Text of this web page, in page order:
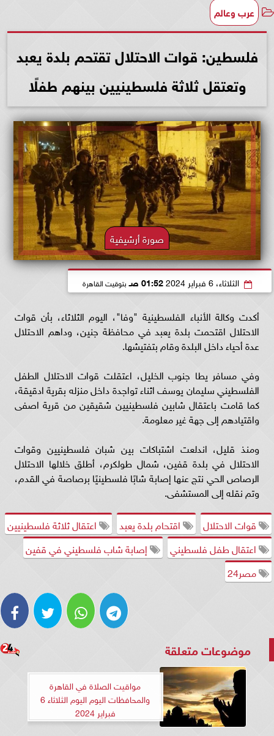
عرب وعالم
فلسطين: قوات الاحتلال تقتحم بلدة يعبد
وتعتقل ثلاثة فلسطينيين بينهم طفلًا
صورة أرشيفية
الثلاثاء، 6 فبراير 2024 01:52 صـ بتوقيت القاهرة
أكدت وكالة الأنباء الفلسطينية "وفا"، اليوم الثلاثاء، بأن قوات
الاحتلال اقتحمت بلدة يعبد في محافظة جنين، وداهم الاحتلال
عدة أحياء داخل البلدة وقام بتفتيشها.
وفي مسافر يطا جنوب الخليل، اعتقلت قوات الاحتلال الطفل
الفلسطيني سليمان يوسف اثناء تواجدة داخل منزله بقرية ادقيقة،
كما قامت باعتقال شابين فلسطينيين شقيقين من قرية اصفى
واقتيادهم إلى جهة غير معلومة.
ومنذ قليل، اندلعت اشتباكات بين شبان فلسطينيين وقوات
الاحتلال في بلدة قفين، شمال طولكرم، أطلق خلالها الاحتلال
الرصاص الحي نتج عنها إصابة شابًا فلسطينيًا برصاصة في القدم،
وتم نقله إلى المستشفى.
قوات الاحتلال
اقتحام بلدة يعبد
اعتقال ثلاثة فلسطينيين
اعتقال طفل فلسطيني
إصابة شاب فلسطيني في قفين
مصر24
موضوعات متعلقة
مواقيت الصلاة في القاهرة
والمحافظات اليوم اليوم الثلاثاء 6
فبراير 2024